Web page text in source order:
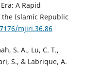
A Rapid
the Islamic Republic
mjiri.36.86
S. A., Lu, C. T.,
S., & Labrique, A.